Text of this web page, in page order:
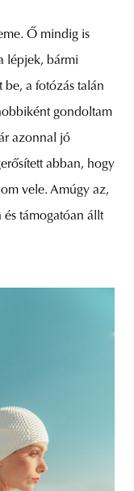
Ő mindig is
lépjek, bármi
be, a fotózás talán
gondoltam
azonnal jó
abban, hogy
vele. Amúgy az,
támogatóan állt